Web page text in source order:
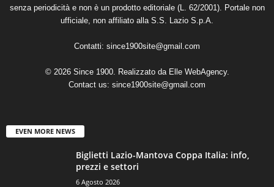
senza periodicità e non è un prodotto editoriale (L. 62/2001). Portale non
ufficiale, non affiliato alla S.S. Lazio S.p.A.
Contatti: since1900site@gmail.com
© 2026 Since 1900. Realizzato da Elle WebAgency.
Contact us: since1900site@gmail.com
EVEN MORE NEWS
Biglietti Lazio-Mantova Coppa Italia: info,
prezzi e settori
6 Agosto 2026